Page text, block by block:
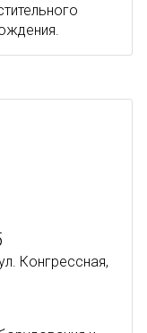
Конгрессная,